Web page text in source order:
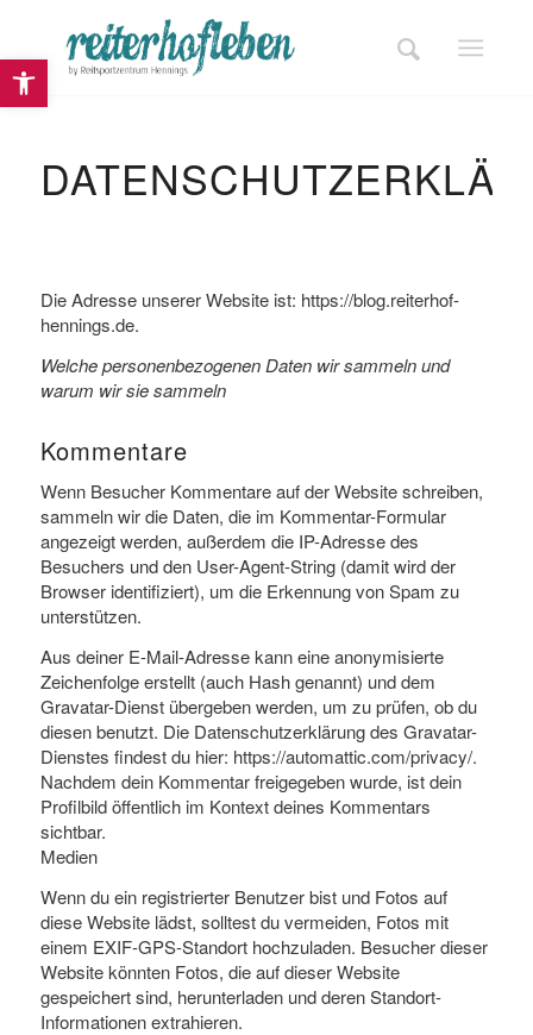
Open toolbar
Die Adresse unserer Website ist: https://blog.reiterhof-
hennings.de.
Welche personenbezogenen Daten wir sammeln und
warum wir sie sammeln
Kommentare
Wenn Besucher Kommentare auf der Website schreiben,
sammeln wir die Daten, die im Kommentar-Formular
angezeigt werden, außerdem die IP-Adresse des
Besuchers und den User-Agent-String (damit wird der
Browser identifiziert), um die Erkennung von Spam zu
unterstützen.
Aus deiner E-Mail-Adresse kann eine anonymisierte
Zeichenfolge erstellt (auch Hash genannt) und dem
Gravatar-Dienst übergeben werden, um zu prüfen, ob du
diesen benutzt. Die Datenschutzerklärung des Gravatar-
Dienstes findest du hier: https://automattic.com/privacy/.
Nachdem dein Kommentar freigegeben wurde, ist dein
Profilbild öffentlich im Kontext deines Kommentars
sichtbar.
Medien
Wenn du ein registrierter Benutzer bist und Fotos auf
diese Website lädst, solltest du vermeiden, Fotos mit
einem EXIF-GPS-Standort hochzuladen. Besucher dieser
Website könnten Fotos, die auf dieser Website
gespeichert sind, herunterladen und deren Standort-
Informationen extrahieren.